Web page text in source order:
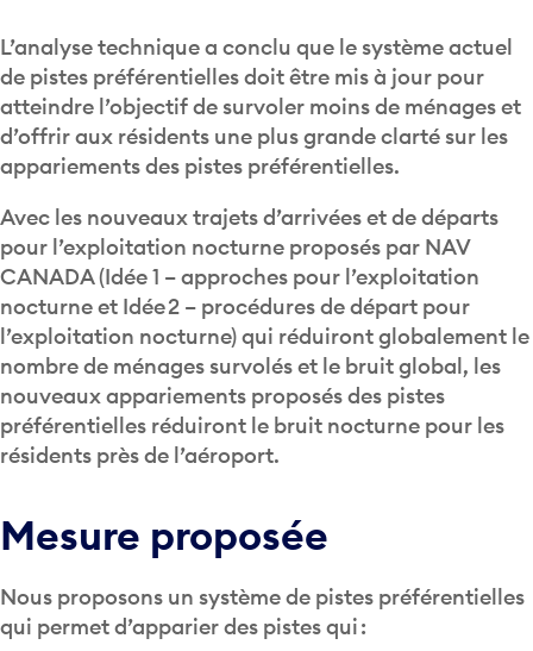
L’analyse technique a conclu que le système actuel
de pistes préférentielles doit être mis à jour pour
atteindre l’objectif de survoler moins de ménages et
d’offrir aux résidents une plus grande clarté sur les
appariements des pistes préférentielles.
Avec les nouveaux trajets d’arrivées et de départs
pour l’exploitation nocturne proposés par NAV
CANADA (Idée 1 – approches pour l’exploitation
nocturne et Idée 2 – procédures de départ pour
l’exploitation nocturne) qui réduiront globalement le
nombre de ménages survolés et le bruit global, les
nouveaux appariements proposés des pistes
préférentielles réduiront le bruit nocturne pour les
résidents près de l’aéroport.
Mesure proposée
Nous proposons un système de pistes préférentielles
qui permet d’apparier des pistes qui :